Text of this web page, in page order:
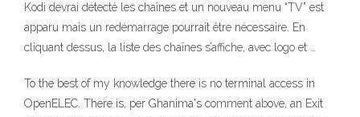
Kodi devrai détecté les chaines et un nouveau menu “TV” est
apparu mais un redémarrage pourrait être nécessaire. En
cliquant dessus, la liste des chaînes s’affiche, avec logo et …
To the best of my knowledge there is no terminal access in
OpenELEC. There is, per Ghanima's comment above, an Exit